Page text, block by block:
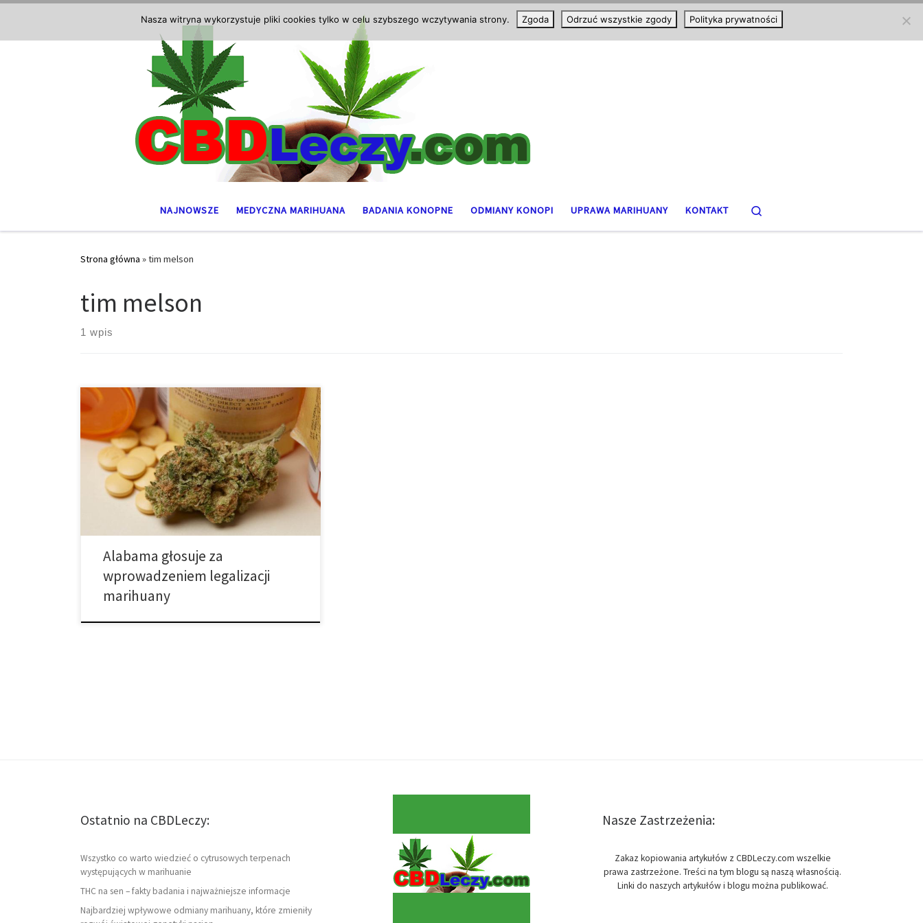
NAJNOWSZE MEDYCZNA MARIHUANA BADANIA KONOPNE ODMIANY KONOPI UPRAWA MARIHUANY KONTAKT
Strona główna »tim melson
tim melson
1 wpis
Senat stana Alabama głosuje za wprowadzeniem
legalizacji medycznej marihuany. Komitet senacki w
Alabamie zatwierdził projekt ustawy o
zalegalizowaniu medycznej marihuany, co stanowi
drugie duże zwycięstwo zwolenników reformy
cannabis w tym stanie w ostatnim czasie.
Ustawodawstwo pozwala pacjentom w wieku 19 lat
oraz starszym, cierpiącym na jeden z 33
wymienionych jednostek […]
Alabama głosuje za
wprowadzeniem legalizacji
marihuany
Ostatnio na CBDLeczy:
Wszystko co warto wiedzieć o cytrusowych terpenach
występujących w marihuanie
THC na sen – fakty badania i najważniejsze informacje
Najbardziej wpływowe odmiany marihuany, które zmieniły
Nasze Zastrzeżenia:
Zakaz kopiowania artykułów z CBDLeczy.com wszelkie
prawa zastrzeżone. Treści na tym blogu są naszą własnością.
Linki do naszych artykułów i blogu można publikować.
Nasza witryna wykorzystuje pliki cookies tylko w celu szybszego wczytywania strony. Zgoda Odrzuć wszystkie zgody Polityka prywatności